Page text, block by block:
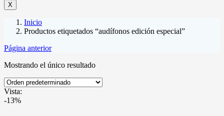
X
Inicio
Productos etiquetados “audífonos edición especial”
Página anterior
Mostrando el único resultado
Vista:
-13%